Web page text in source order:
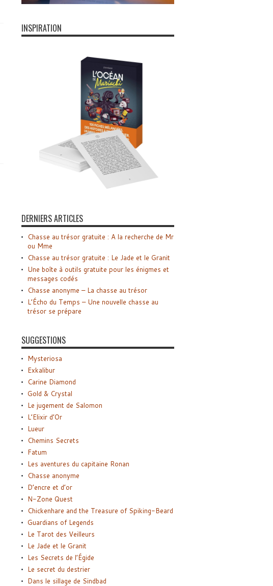
INSPIRATION
DERNIERS ARTICLES
Chasse au trésor gratuite : A la recherche de Mr
ou Mme
Chasse au trésor gratuite : Le Jade et le Granit
Une boîte à outils gratuite pour les énigmes et
messages codés
Chasse anonyme – La chasse au trésor
L’Écho du Temps – Une nouvelle chasse au
trésor se prépare
SUGGESTIONS
Mysteriosa
Exkalibur
Carine Diamond
Gold & Crystal
Le jugement de Salomon
L’Elixir d’Or
Lueur
Chemins Secrets
Fatum
Les aventures du capitaine Ronan
Chasse anonyme
D’encre et d’or
N-Zone Quest
Chickenhare and the Treasure of Spiking-Beard
Guardians of Legends
Le Tarot des Veilleurs
Le Jade et le Granit
Les Secrets de l’Égide
Le secret du destrier
Dans le sillage de Sindbad